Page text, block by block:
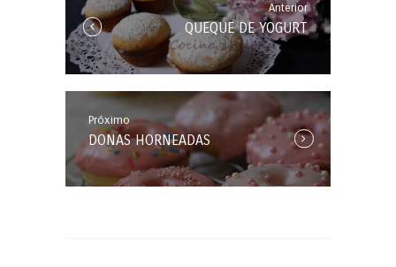
AnteriorAnterior
Entrada:
QUEQUE DE YOGURT
PróximoPróxima
Entrada:
DONAS HORNEADAS